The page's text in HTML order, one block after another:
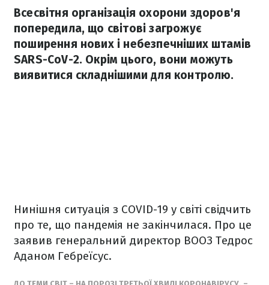
Всесвітня організація охорони здоров'я
попередила, що світові загрожує
поширення нових і небезпечніших штамів
SARS-CoV-2. Окрім цього, вони можуть
виявитися складнішими для контролю.
Нинішня ситуація з COVID-19 у світі свідчить
про те, що пандемія не закінчилася. Про це
заявив генеральний директор ВООЗ Тедрос
Аданом Гебреїсус.